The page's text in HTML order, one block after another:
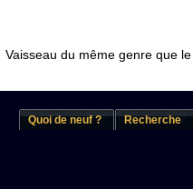
Vaisseau du même genre que
Quoi de neuf ? Recherche